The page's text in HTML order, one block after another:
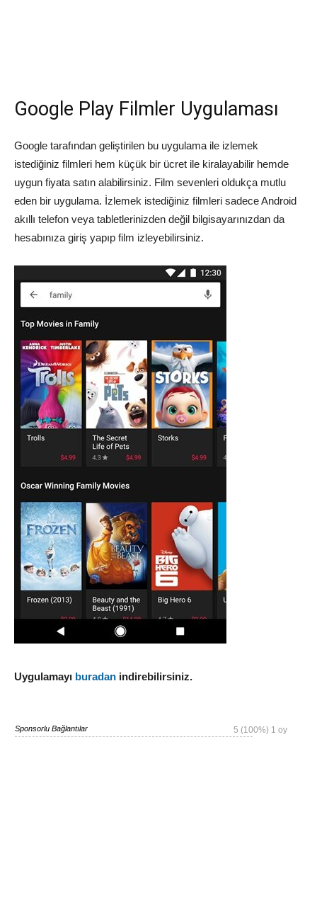
Google Play Filmler Uygulaması
Google tarafından geliştirilen bu uygulama ile izlemek
istediğiniz filmleri hem küçük bir ücret ile kiralayabilir hemde
uygun fiyata satın alabilirsiniz. Film sevenleri oldukça mutlu
eden bir uygulama. İzlemek istediğiniz filmleri sadece Android
akıllı telefon veya tabletlerinizden değil bilgisayarınızdan da
hesabınıza giriş yapıp film izleyebilirsiniz.
Uygulamayı buradan indirebilirsiniz.
5 (100%) 1 oy
Sponsorlu Bağlantılar